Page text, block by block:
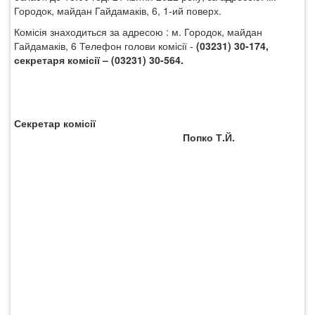
Городок, майдан Гайдамаків, 6, 1-ий поверх.
Комісія знаходиться за адресою : м. Городок, майдан
Гайдамаків, 6 Телефон голови комісії - (03231) 30-174,
секретаря комісії – (03231) 30-564.
Секретар комісії
Попко Т.Й.